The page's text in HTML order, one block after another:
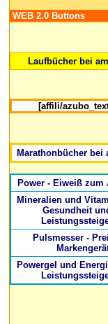
WEB 2.0 Buttons
Laufbücher bei
[affili/
Marathonbücher bei
Power - Eiweiß zum
Mineralien und
Gesundheit
Pulsmesser -
Powergel und